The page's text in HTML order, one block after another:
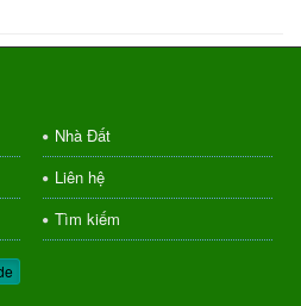
Nhà Đất
Liên hệ
Tìm kiếm